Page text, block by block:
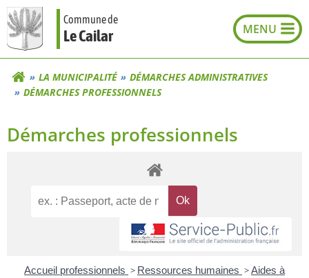
Aller
au
contenu
Commune de
Le Cailar
LA MUNICIPALITÉ
DÉMARCHES ADMINISTRATIVES
DÉMARCHES PROFESSIONNELS
Démarches professionnels
Accueil professionnels > Ressources humaines >Aides à